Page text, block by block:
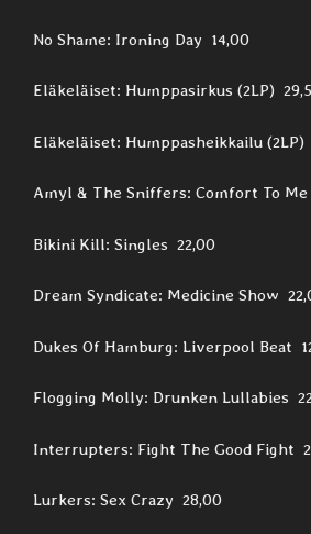
No Shame: Ironing Day 14,00
Eläkeläiset: Humppasirkus (2LP)
Eläkeläiset: Humppasheikkailu (2LP)
Amyl & The Sniffers: Comfort To Me
Bikini Kill: Singles 22,00
Dream Syndicate: Medicine Show
Dukes Of Hamburg: Liverpool Beat
Flogging Molly: Drunken Lullabies
Interrupters: Fight The Good Fight
Lurkers: Sex Crazy 28,00